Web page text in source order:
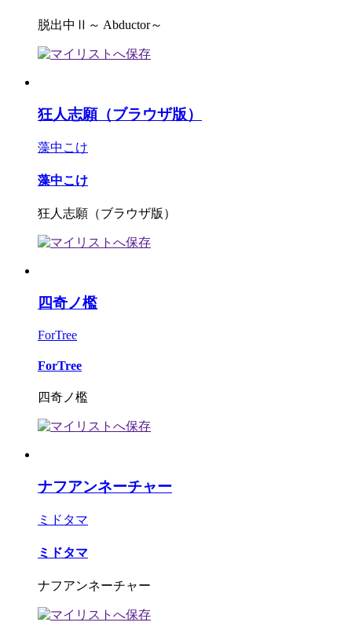
脱出中Ⅱ～ Abductor～
狂人志願（ブラウザ版）
藻中こけ
藻中こけ
狂人志願（ブラウザ版）
四奇ノ檻
ForTree
ForTree
四奇ノ檻
ナフアンネーチャー
ミドタマ
ミドタマ
ナフアンネーチャー